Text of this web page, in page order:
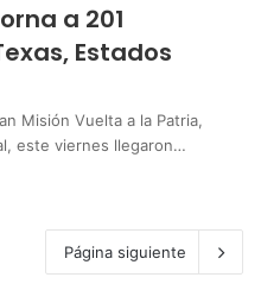
a 201
Estados
Misión Vuelta a la Patria,
este viernes llegaron…
Página siguiente